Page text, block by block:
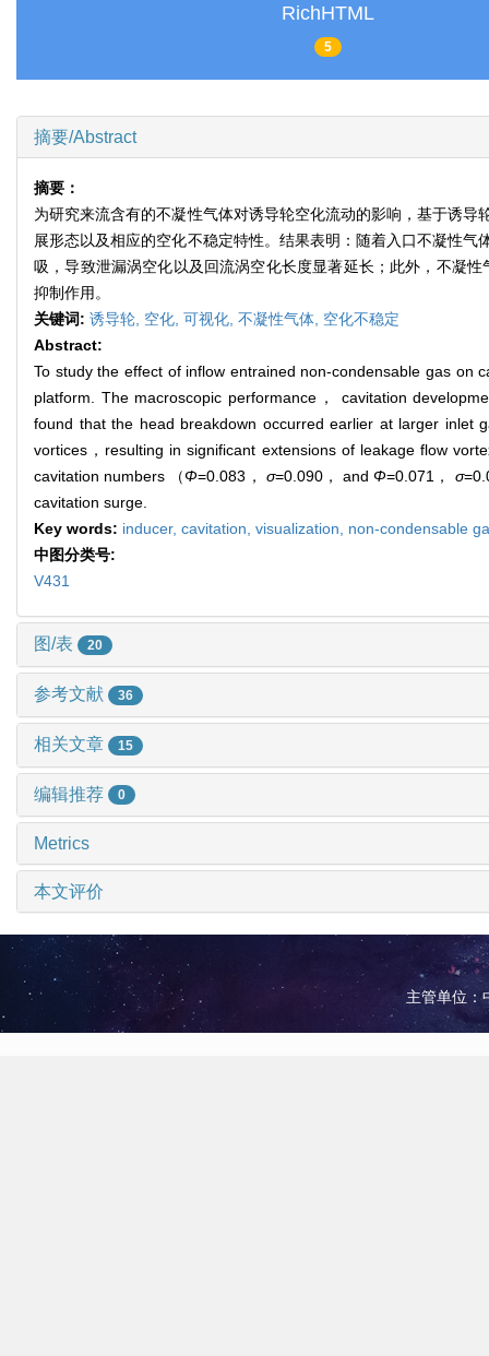
RichHTML
5
摘要/Abstract
摘要：
为研究来流含有的不凝性气体对诱导轮空化流动的影响，基于诱
展形态以及相应的空化不稳定特性。结果表明：随着入口不凝性
吸，导致泄漏涡空化以及回流涡空化长度显著延长；此外，不凝性
抑制作用。
关键词: 诱导轮, 空化, 可视化, 不凝性气体, 空化不稳定
Abstract:
To study the effect of inflow entrained non-condensable gas on
platform. The macroscopic performance， cavitation
found that the head breakdown occurred earlier at larger inlet
vortices，resulting in significant extensions of leakage flow
cavitation numbers （Φ=0.083， σ=0.090， andΦ=0.071， σ
cavitation surge.
Key words: inducer, cavitation, visualization, non-condensable
中图分类号:
V431
图/表 20
参考文献 36
相关文章 15
编辑推荐 0
Metrics
本文评价
主管单位：